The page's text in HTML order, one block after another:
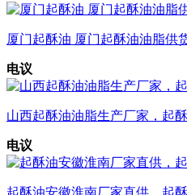
厦门起酥油 厦门起酥油油脂供
电议
山西起酥油油脂生产厂家，起
电议
起酥油安徽淮南厂家直供，起